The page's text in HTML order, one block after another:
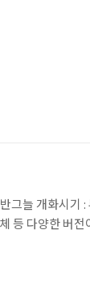
개화시기 :
등 다양한 버전